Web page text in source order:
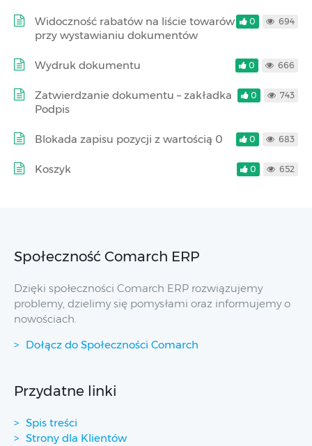
Widoczność rabatów na liście towarów
przy wystawianiu dokumentów
0 694
Wydruk dokumentu 0 666
Zatwierdzanie dokumentu – zakładka
Podpis
0 743
Blokada zapisu pozycji z wartością 0 0 683
Koszyk 0 652
Społeczność Comarch ERP
Dzięki społeczności Comarch ERP rozwiązujemy
problemy, dzielimy się pomysłami oraz informujemy o
nowościach.
Dołącz do Społeczności Comarch
Przydatne linki
Spis treści
Strony dla Klientów